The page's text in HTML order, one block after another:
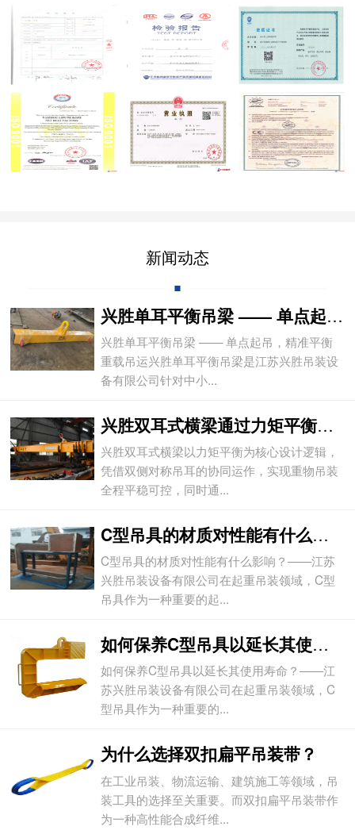
新闻动态
兴胜单耳平衡吊梁 —— 单点起吊，精准平
兴胜单耳平衡吊梁 —— 单点起吊，精准平衡
重载吊运兴胜单耳平衡吊梁是江苏兴胜吊装设
备有限公司针对中小...
兴胜双耳式横梁通过力矩平衡实现重物平稳吊
兴胜双耳式横梁以力矩平衡为核心设计逻辑，
凭借双侧对称吊耳的协同运作，实现重物吊装
全程平稳可控，同时通...
C型吊具的材质对性能有什么影响？
C型吊具的材质对性能有什么影响？——江苏
兴胜吊装设备有限公司在起重吊装领域，C型
吊具作为一种重要的起...
如何保养C型吊具以延长其使用寿命？
如何保养C型吊具以延长其使用寿命？——江
苏兴胜吊装设备有限公司在起重吊装领域，C
型吊具作为一种重要的...
为什么选择双扣扁平吊装带？
在工业吊装、物流运输、建筑施工等领域，吊
装工具的选择至关重要。而双扣扁平吊装带作
为一种高性能合成纤维...